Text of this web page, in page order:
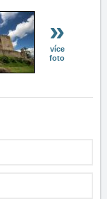
»
více
foto